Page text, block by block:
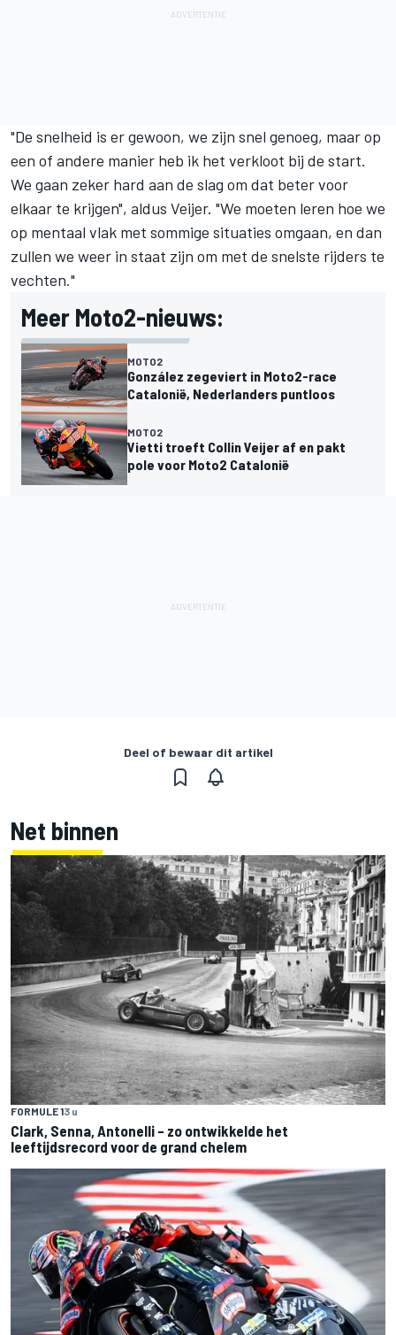
"De snelheid is er gewoon, we zijn snel genoeg, maar op
een of andere manier heb ik het verkloot bij de start.
We gaan zeker hard aan de slag om dat beter voor
elkaar te krijgen", aldus Veijer. "We moeten leren hoe we
op mentaal vlak met sommige situaties omgaan, en dan
zullen we weer in staat zijn om met de snelste rijders te
vechten."
Meer Moto2-nieuws:
MOTO2
González zegeviert in Moto2-race
Catalonië, Nederlanders puntloos
MOTO2
Vietti troeft Collin Veijer af en pakt
pole voor Moto2 Catalonië
Deel of bewaar dit artikel
Net binnen
FORMULE 13 u
Clark, Senna, Antonelli – zo ontwikkelde het
leeftijdsrecord voor de grand chelem